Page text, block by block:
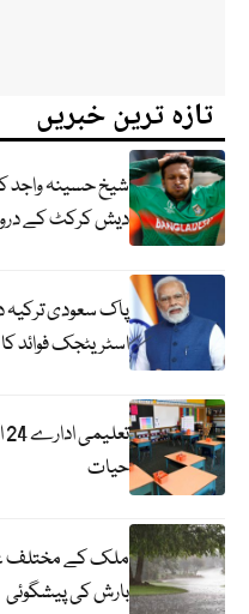
تازہ ترین خبریں
شیخ حسینہ واجد
دیش کرکٹ کے
پاک سعودی ترکیہ
اسٹریٹجک فوائد
حیات
ملک کے مختلف
بارش کی پیشگوئی